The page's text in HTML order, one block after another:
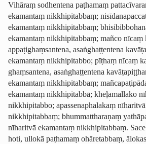
Vihāraṃ sodhentena paṭhamaṃ
ekamantaṃ nikkhipitabbaṃ;
ekamantaṃ nikkhipitabbaṃ;
ekamantaṃ nikkhipitabbaṃ; mañco nīcaṃ
appaṭi­ghaṃ­san­tena, asaṅghaṭ­ṭentena
ekamantaṃ nikkhipitabbo; pīṭhaṃ nīcaṃ
ghaṃ­san­tena, asaṅghaṭ­ṭentena
ekamantaṃ nikkhipitabbaṃ;
ekamantaṃ nikkhipitabbā; kheḷamallako
nikkhipitabbo; apas­sena­phala­kaṃ
nikkhipitabbaṃ; bhummat­tha­raṇaṃ
nīharitvā ekamantaṃ nikkhipitabbaṃ.
hoti, ullokā paṭhamaṃ ohāretabbaṃ,